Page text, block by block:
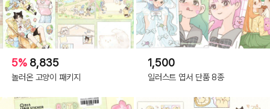
5% 8,835
놀러온 고양이 패키지
1,500
일러스트 엽서 단품 8종